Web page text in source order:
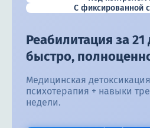
С фиксированной
Реабилитация за
быстро,
Медицинская
психотерапия + навыки
недели.